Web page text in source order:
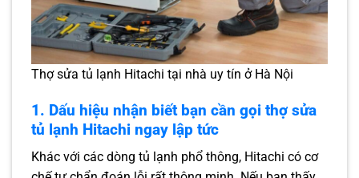
Thợ sửa tủ lạnh Hitachi tại nhà uy tín ở Hà Nội
1. Dấu hiệu nhận biết bạn cần gọi thợ sửa
tủ lạnh Hitachi ngay lập tức
Khác với các dòng tủ lạnh phổ thông, Hitachi có cơ